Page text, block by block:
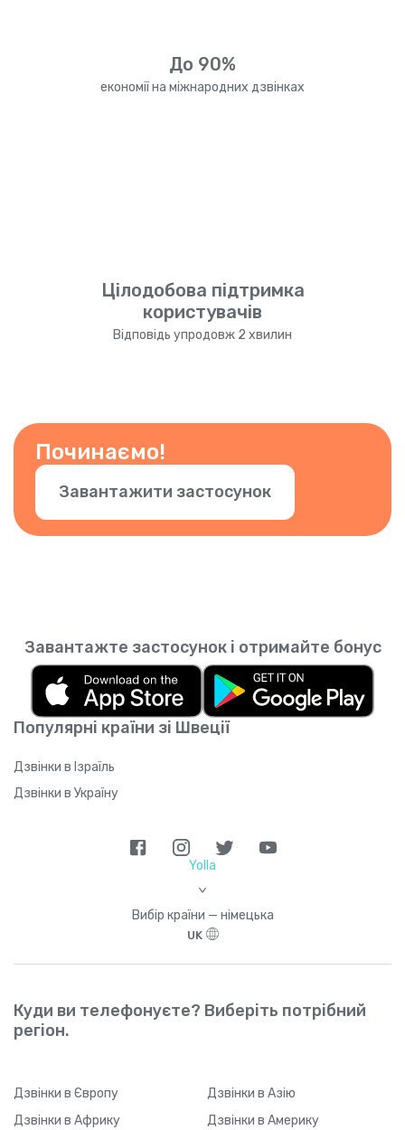
До 90%
економії на міжнародних дзвінках
Цілодобова підтримка
користувачів
Відповідь упродовж 2 хвилин
Починаємо!
Завантажити застосунок
Популярні країни зі Швеції
Дзвінки в Ізраїль
Дзвінки в Україну
Завантажте застосунок і отримайте бонус
Yolla
>
Вибір країни — німецька
UK
Куди ви телефонуєте? Виберіть потрібний
регіон.
Дзвінки в Європу Дзвінки в Азію
Дзвінки в Африку Дзвінки в Америку